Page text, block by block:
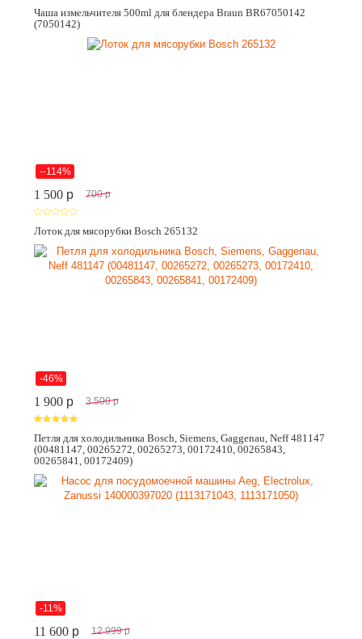
Чаша измельчителя 500ml для блендера Braun BR67050142
(7050142)
--114%
1 500 p 700 p
Лоток для мясорубки Bosch 265132
-46%
1 900 p 3 500 p
Петля для холодильника Bosch, Siemens, Gaggenau, Neff 481147
(00481147, 00265272, 00265273, 00172410, 00265843,
00265841, 00172409)
-11%
11 600 p 12 999 p